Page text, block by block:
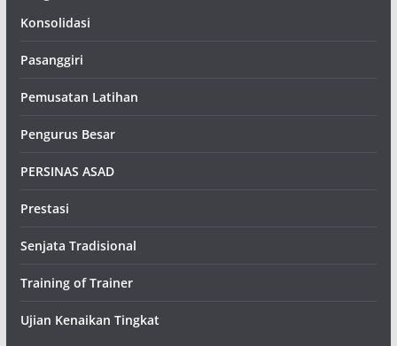
Konsolidasi
Pasanggiri
Pemusatan Latihan
Pengurus Besar
PERSINAS ASAD
Prestasi
Senjata Tradisional
Training of Trainer
Ujian Kenaikan Tingkat